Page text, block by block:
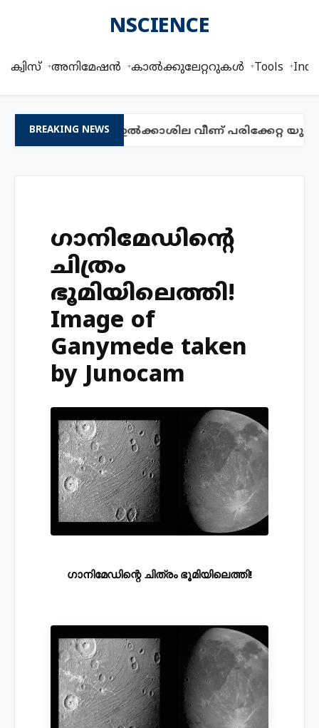
NSCIENCE
ക്വിസ് അനിമേഷൻ കാൽക്കുലേറ്ററുകൾ Tools
BREAKING NEWS
പ്രായമുള്ള ഉൽക്കാശില വീണ് പരിക്കേറ്റ
ഗാനിമേഡിന്റെ
ചിത്രം
ഭൂമിയിലെത്തി!
Image of
Ganymede taken
by Junocam
ഗാനിമേഡിന്റെ ചിത്രം ഭൂമിയിലെത്തി!